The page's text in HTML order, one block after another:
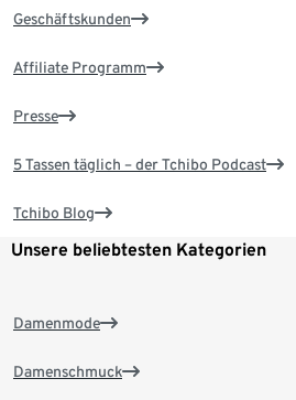
Geschäftskunden
Affiliate Programm
Presse
5 Tassen täglich – der Tchibo Podcast
Tchibo Blog
Unsere beliebtesten Kategorien
Damenmode
Damenschmuck